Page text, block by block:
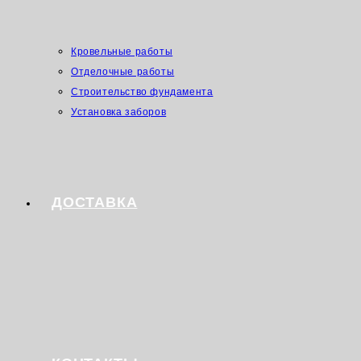
Кровельные работы
Отделочные работы
Строительство фундамента
Установка заборов
ДОСТАВКА